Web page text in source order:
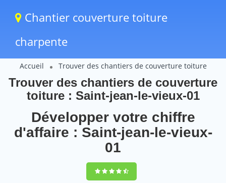
Chantier couverture toiture
charpente
Accueil Trouver des chantiers de couverture toiture
Trouver des chantiers de couverture
toiture : Saint-jean-le-vieux-01
Développer votre chiffre
d'affaire : Saint-jean-le-vieux-
01